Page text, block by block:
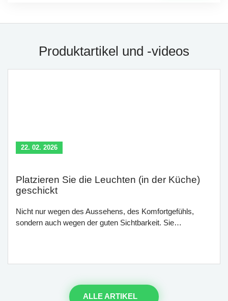
Produktartikel und -videos
22. 02. 2026
Platzieren Sie die Leuchten (in der Küche)
geschickt
Nicht nur wegen des Aussehens, des Komfortgefühls,
sondern auch wegen der guten Sichtbarkeit. Sie…
ALLE ARTIKEL